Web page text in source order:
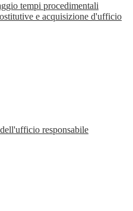
tempi procedimentali
e acquisizione d'ufficio
responsabile